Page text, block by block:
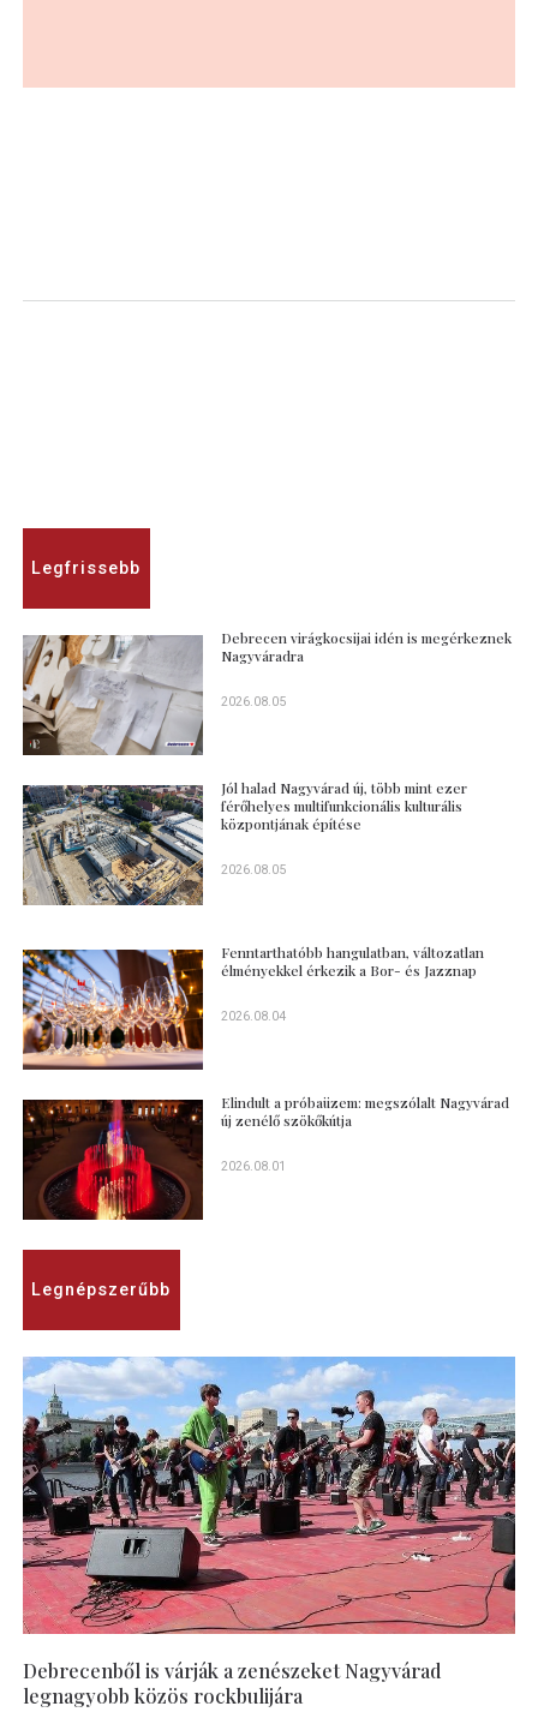
Legfrissebb
Debrecen virágkocsijai idén is megérkeznek
Nagyváradra
2026.08.05
Jól halad Nagyvárad új, több mint ezer
férőhelyes multifunkcionális kulturális
központjának építése
2026.08.05
Fenntarthatóbb hangulatban, változatlan
élményekkel érkezik a Bor- és Jazznap
2026.08.04
Elindult a próbaüzem: megszólalt Nagyvárad
új zenélő szökőkútja
2026.08.01
Legnépszerűbb
Debrecenből is várják a zenészeket Nagyvárad
legnagyobb közös rockbulijára